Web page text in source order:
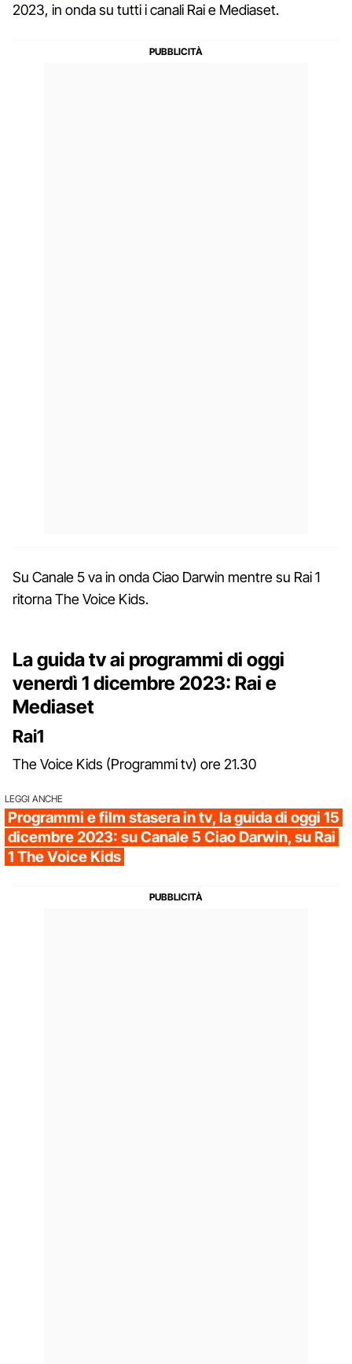
2023, in onda su tutti i canali Rai e Mediaset.
Su Canale 5 va in onda Ciao Darwin mentre su Rai 1
ritorna The Voice Kids.
La guida tv ai programmi di oggi
venerdì 1 dicembre 2023: Rai e
Mediaset
Rai1
The Voice Kids (Programmi tv) ore 21.30
LEGGI ANCHE
Programmi e film stasera in tv, la guida di oggi 15
dicembre 2023: su Canale 5 Ciao Darwin, su Rai
1 The Voice Kids